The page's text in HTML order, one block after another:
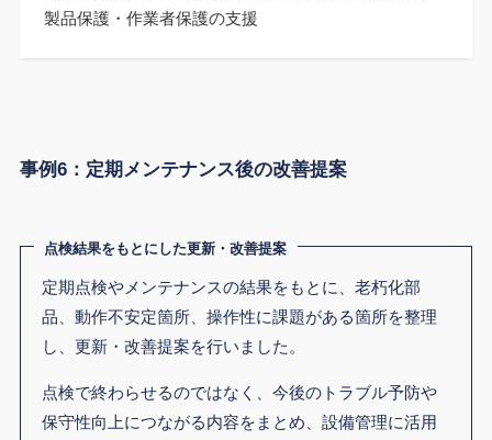
製品保護・作業者保護の支援
事例6：定期メンテナンス後の改善提案
点検結果をもとにした更新・改善提案
定期点検やメンテナンスの結果をもとに、老朽化部
品、動作不安定箇所、操作性に課題がある箇所を整理
し、更新・改善提案を行いました。
点検で終わらせるのではなく、今後のトラブル予防や
保守性向上につながる内容をまとめ、設備管理に活用